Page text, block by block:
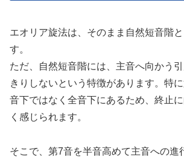
エオリア旋法は、そのまま自然短音階
す。
ただ、自然短音階には、主音へ向かう
きりしないという特徴があります。特
音下ではなく全音下にあるため、終止
く感じられます。
そこで、第7音を半音高めて主音への進